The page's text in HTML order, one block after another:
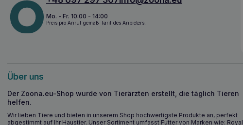
Mo. - Fr. 10:00 - 14:00
Preis pro Anruf gemäß Tarif des Anbieters.
Über uns
Der Zoona.eu-Shop wurde von Tierärzten erstellt, die täglich Tieren
helfen.
Wir lieben Tiere und bieten in unserem Shop hochwertigste Produkte an, perfekt
abgestimmt auf Ihr Haustier. Unser Sortiment umfasst Futter von Marken wie: Royal